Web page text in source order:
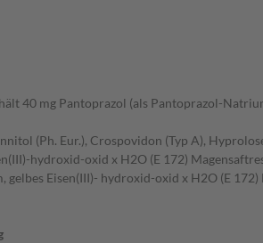
40 mg Pantoprazol (als Pantoprazol-
(Ph. Eur.), Crospovidon (Typ A),
hydroxid-oxid x H2O (E 172)
Eisen(III)- hydroxid-oxid x H2O (E